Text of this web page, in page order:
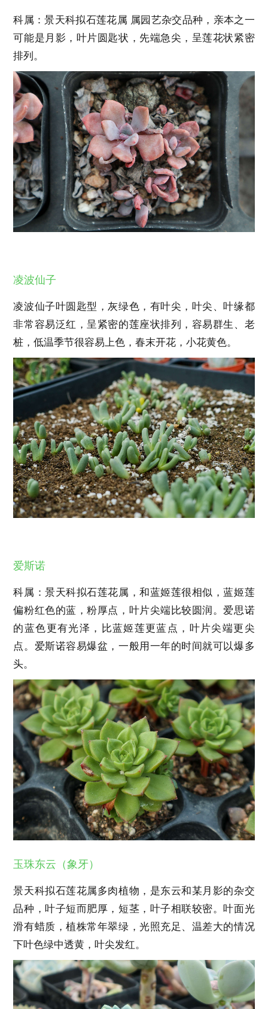
科属：景天科拟石莲花属 属园艺杂交品种，亲本之一
可能是月影，叶片圆匙状，先端急尖，呈莲花状紧密
排列。
凌波仙子
凌波仙子叶圆匙型，灰绿色，有叶尖，叶尖、叶缘都
非常容易泛红，呈紧密的莲座状排列，容易群生、老
桩，低温季节很容易上色，春末开花，小花黄色。
爱斯诺
科属：景天科拟石莲花属，和蓝姬莲很相似，蓝姬莲
偏粉红色的蓝，粉厚点，叶片尖端比较圆润。爱思诺
的蓝色更有光泽，比蓝姬莲更蓝点，叶片尖端更尖
点。爱斯诺容易爆盆，一般用一年的时间就可以爆多
头。
玉珠东云（象牙）
景天科拟石莲花属多肉植物，是东云和某月影的杂交
品种，叶子短而肥厚，短茎，叶子相联较密。叶面光
滑有蜡质，植株常年翠绿，光照充足、温差大的情况
下叶色绿中透黄，叶尖发红。